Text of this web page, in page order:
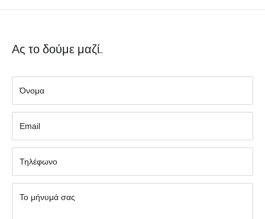
Ας το δούμε μαζί..
Όνομα
Εmail
Τηλέφωνο
Το μήνυμά σας